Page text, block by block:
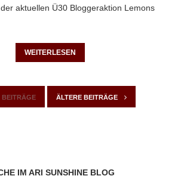
aktuellen Ü30 Bloggeraktion Lemons
WEITERLESEN
BEITRÄGE ÄLTERE BEITRÄGE
IM ARI SUNSHINE BLOG